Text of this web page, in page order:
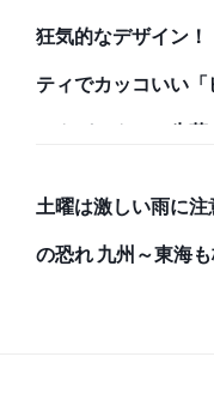
狂気的なデザイン
ティでカッコいい
ックパックと、牛
土曜は激しい雨に
の恐れ 九州～東海